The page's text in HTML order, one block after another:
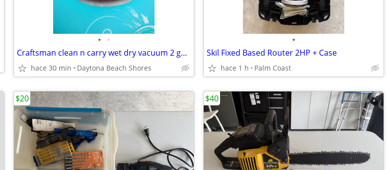
• •
Craftsman clean n carry wet dry vacuum 2 gallon 1.5 hp
hace 30 min Daytona Beach Shores
•
Skil Fixed Based Router 2HP + Case
hace 1 h Palm Coast
$20 $40